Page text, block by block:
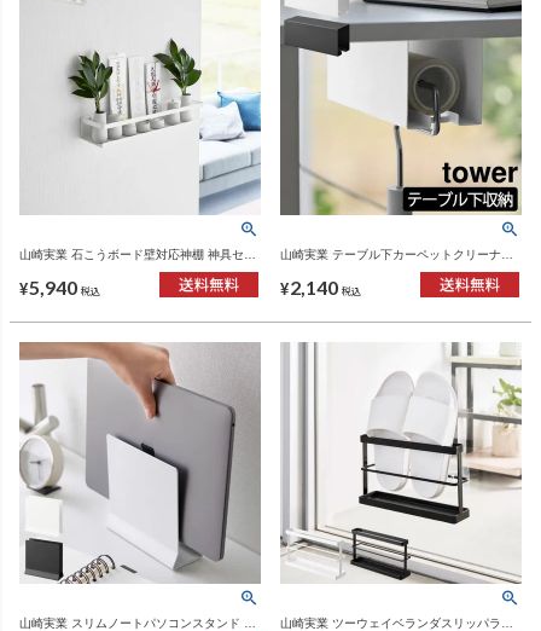
山崎実業 石こうボード壁対応神棚 神具セッ
ト タワー tower | インテリア雑貨・タワーシ
リーズ
¥5,940 税込
山崎実業 テーブル下カーペットクリーナー
ホルダー タワー tower | インテリア雑貨・タ
ワーシリーズ
¥2,140 税込
山崎実業 スリムノートパソコンスタンド タ
山崎実業 ツーウェイベランダスリッパラッ